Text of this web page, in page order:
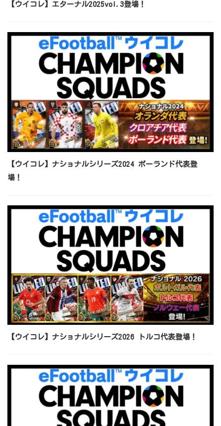
【ウイコレ】エターナル2025vol.3登場！
【ウイコレ】ナショナルシリーズ2024 ポーランド代表登
場！
【ウイコレ】ナショナルシリーズ2026 トルコ代表登場！